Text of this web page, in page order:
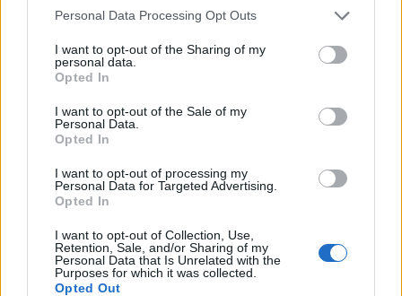
Personal Data Processing Opt Outs
I want to opt-out of the Sharing of my
personal data.
Opted In
I want to opt-out of the Sale of my
Personal Data.
Opted In
I want to opt-out of processing my
Personal Data for Targeted Advertising.
Opted In
I want to opt-out of Collection, Use,
Retention, Sale, and/or Sharing of my
Personal Data that Is Unrelated with the
Purposes for which it was collected.
Opted Out
Svar:
5 27 Juni 2025
Grønært
Svar:
4 27 Juni 2025
Køl ned spørge/debattråd
Svar:
10 16 Juni 2025
Mus i solskin spørge/debattråd
Junglens konge spørge/debattråd
MOD-Ara
Dragetårnmysterier spørge-/debattråd
skovbær
Svar:
11 26 Maj 2025
Mød dinosaurerne spørge-/debattråd